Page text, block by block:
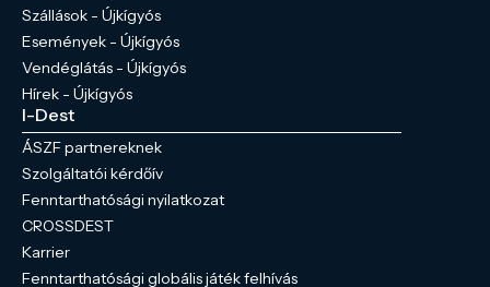
Szállások - Újkígyós
Események - Újkígyós
Vendéglátás - Újkígyós
Hírek - Újkígyós
I-Dest
ÁSZF partnereknek
Szolgáltatói kérdőív
Fenntarthatósági nyilatkozat
CROSSDEST
Karrier
Fenntarthatósági globális játék felhívás